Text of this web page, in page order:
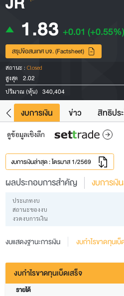
1.83 +0.01 (+0.55%)
สรุปข้อสนเทศ บจ. (Factsheet)
สถานะ : Closed
สูงสุด
2.02
ปริมาณ (หุ้น) 340,404
งบการเงิน ข่าว สิทธิปร
ดูข้อมูลเชิงลึก
งบการเงินล่าสุด : ไตรมาส 1/2569
ผลประกอบการสำคัญ งบการเ
ประเภทงบ
สถานะของงบ
งวดงบการเงิน
งบแสดงฐานะการเงิน งบกำไรขาดทุนเบ็
งบกำไรขาดทุนเบ็ดเสร็จ
รายได้